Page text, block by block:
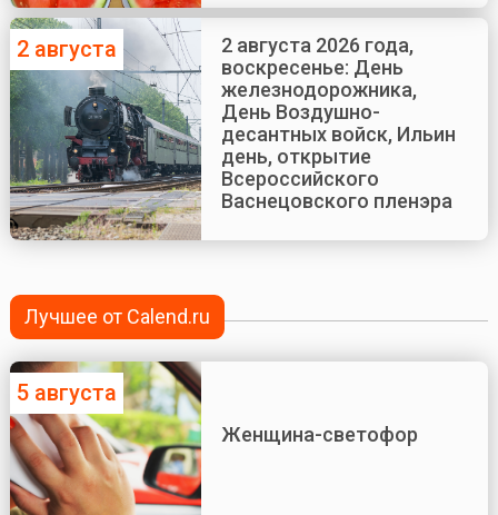
2 августа
2 августа 2026 года,
воскресенье: День
железнодорожника,
День Воздушно-
десантных войск, Ильин
день, открытие
Всероссийского
Васнецовского пленэра
Лучшее от Calend.ru
5 августа
Женщина-светофор